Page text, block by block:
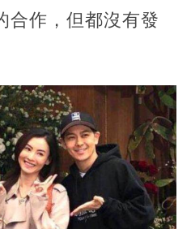
合作，但都沒有發